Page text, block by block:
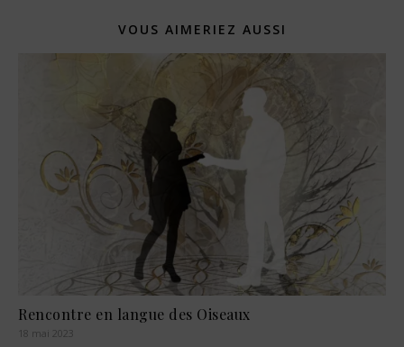
VOUS AIMERIEZ AUSSI
Rencontre en langue des Oiseaux
18 mai 2023